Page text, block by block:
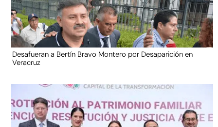
Desafueran a Bertín Bravo Montero por Desaparición en
Veracruz